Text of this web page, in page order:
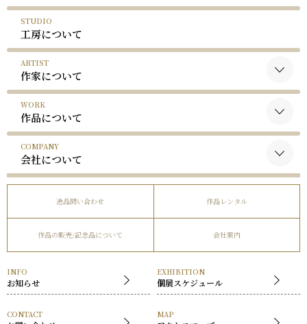
STUDIO
工房について
ARTIST
作家について
黒木国昭について
谷口榮について
略歴
受賞歴
WORK
作品について
黒木国昭の作品
谷口榮の作品
COMPANY
会社について
社長挨拶
逸品問い合わせ 作品レンタル
作品の販売/記念品について 会社案内
INFO
お知らせ
EXHIBITION
個展スケジュール
CONTACT MAP